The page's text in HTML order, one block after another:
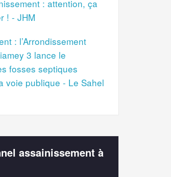
: attention, ça
! - JHM
: l’Arrondissement
3 lance le
fosses septiques
voie publique - Le Sahel
assainissement à